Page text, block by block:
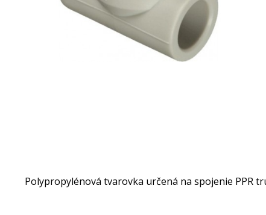
Polypropylénová tvarovka určená na spojenie PPR